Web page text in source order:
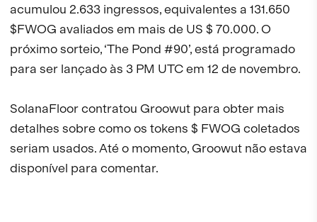
acumulou 2.633 ingressos, equivalentes a 131.650
$FWOG avaliados em mais de US $ 70.000. O
próximo sorteio, ‘The Pond #90’, está programado
para ser lançado às 3 PM UTC em 12 de novembro.
SolanaFloor contratou Groowut para obter mais
detalhes sobre como os tokens $ FWOG coletados
seriam usados. Até o momento, Groowut não estava
disponível para comentar.